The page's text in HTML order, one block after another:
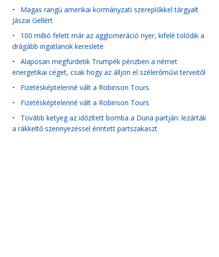
• Magas rangú amerikai kormányzati szereplőkkel tárgyalt
Jászai Gellért
• 100 millió felett már az agglomeráció nyer, kifelé tolódik a
drágább ingatlanok kereslete
• Alaposan megfürdetik Trumpék pénzben a német
energetikai céget, csak hogy az álljon el szélerőművi terveitől
• Fizetésképtelenné vált a Robinson Tours
• Fizetésképtelenné vált a Robinson Tours
• Tovább ketyeg az időzített bomba a Duna partján: lezárták
a rákkeltő szennyezéssel érintett partszakaszt